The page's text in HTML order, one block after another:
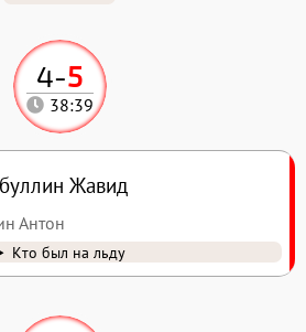
4-5
38:39
Жавид
Антон
Кто был на льду